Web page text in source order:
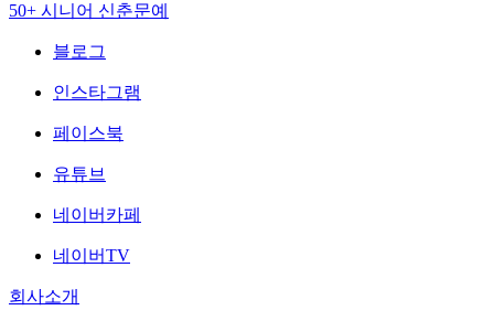
50+ 시니어 신춘문예
블로그
인스타그램
페이스북
유튜브
네이버카페
네이버TV
회사소개